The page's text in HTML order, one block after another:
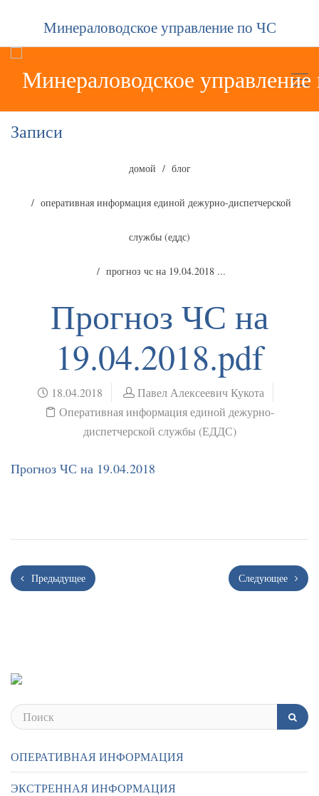
Минераловодское управление по ЧС
Записи
домой блог
оперативная информация единой дежурно-диспетчерской
службы (еддс)
прогноз чс на 19.04.2018 ...
Прогноз ЧС на
19.04.2018.pdf
18.04.2018
Павел Алексеевич Кукота
Оперативная информация единой дежурно-
диспетчерской службы (ЕДДС)
Прогноз ЧС на 19.04.2018
Предыдущее Следующее
ОПЕРАТИВНАЯ ИНФОРМАЦИЯ
ЭКСТРЕННАЯ ИНФОРМАЦИЯ